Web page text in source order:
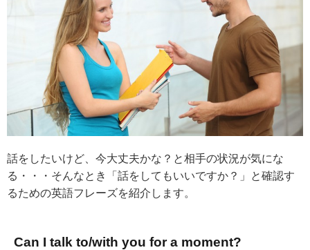
話をしたいけど、今大丈夫かな？と相手の状況が気にな
る・・・そんなとき「話をしてもいいですか？」と確認す
るための英語フレーズを紹介します。
Can I talk to/with you for a moment?